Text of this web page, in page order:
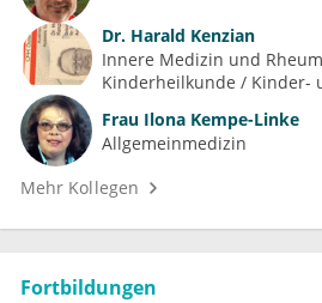
Dr. Harald Kenzian
Innere Medizin und
Kinderheilkunde / Kinder-
Frau Ilona Kempe-Linke
Allgemeinmedizin
Mehr Kollegen
Fortbildungen